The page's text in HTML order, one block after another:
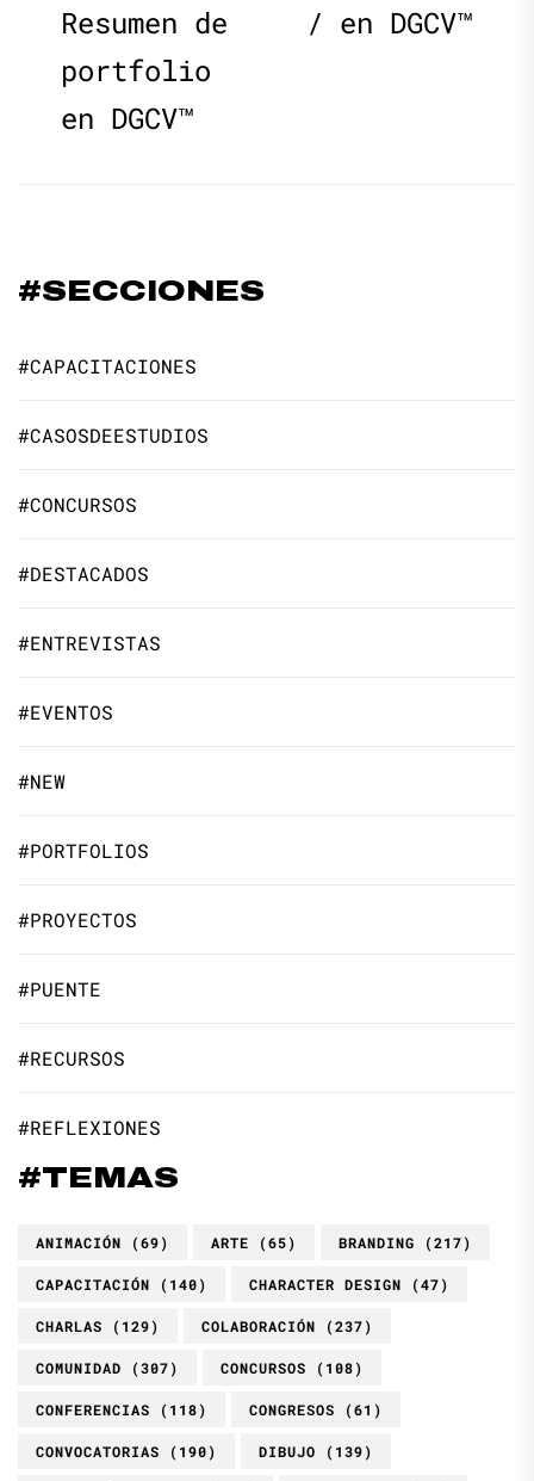
de
entradas
post:
Resumen de
portfolio
en DGCV™
/ en DGCV™
#SECCIONES
#CAPACITACIONES
#CASOSDEESTUDIOS
#CONCURSOS
#DESTACADOS
#ENTREVISTAS
#EVENTOS
#NEW
#PORTFOLIOS
#PROYECTOS
#PUENTE
#RECURSOS
#REFLEXIONES
#TEMAS
ANIMACIÓN (69) ARTE (65) BRANDING (217)
CAPACITACIÓN (140) CHARACTER DESIGN (47)
CHARLAS (129) COLABORACIÓN (237)
COMUNIDAD (307) CONCURSOS (108)
CONFERENCIAS (118) CONGRESOS (61)
CONVOCATORIAS (190) DIBUJO (139)